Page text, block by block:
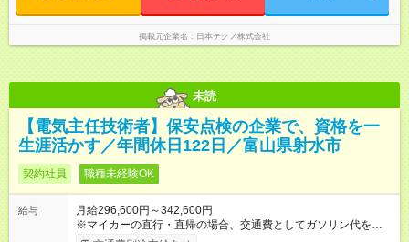
掲載元企業名 日本テクノ株式会社
未読
【電気主任技術者】保安点検の企業で、資格を一
生涯活かす／年間休日122日／富山県射水市
契約社員 職種未経験OK
給与
月給296,600円～342,600円
※マイカーの直行・直帰の場合、交通費としてガソリン代を支給
します。 【試用期間】試用期間あり 試用期間の長さ：3ヶ月 雇